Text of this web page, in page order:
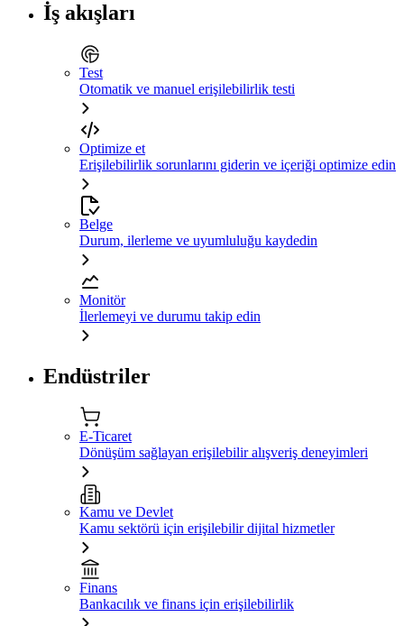
İş akışları
Test
Otomatik ve manuel erişilebilirlik testi
Optimize et
Erişilebilirlik sorunlarını giderin ve içeriği optimize edin
Belge
Durum, ilerleme ve uyumluluğu kaydedin
Monitör
İlerlemeyi ve durumu takip edin
Endüstriler
E-Ticaret
Dönüşüm sağlayan erişilebilir alışveriş deneyimleri
Kamu ve Devlet
Kamu sektörü için erişilebilir dijital hizmetler
Finans
Bankacılık ve finans için erişilebilirlik